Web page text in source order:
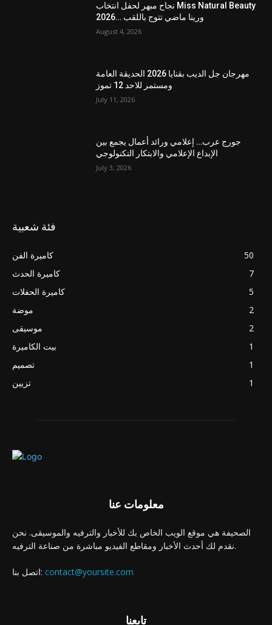
نجاح مبهر لحفل انتخاب Miss Natural Beauty
2026… ورينا ماضي تتوج باللقب
August 4, 2026
مهرجان جل الديب بقنايا 2026 الحديقة العامة
ومستمر للاحد 12 تموز
July 11, 2026
جورج عرب… إعلامي ورائد أعمال يجمع بين
الإبداع الإعلامي والابتكار التكنولوجي
July 3, 2026
فئة شعبية
كاميرة الفن
50
كاميرة الحدث
7
كاميرة الحفلات
5
موضة
2
موسيقى
2
بيت الكاميرة
1
تصميم
1
تزيين
1
معلومات عنا
الصحيفة هي موقع الويب الخاص بك للأخبار والترفيه والموسيقى. نحن
نقدم لك أحدث الأخبار ومقاطع الفيديو مباشرة من صناعة الترفيه.
اتصل بنا: contact@yoursite.com
تابعنا